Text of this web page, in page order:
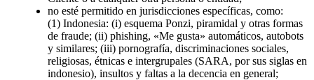
no esté permitido en jurisdicciones específicas, como:
(1) Indonesia: (i) esquema Ponzi, piramidal y otras formas
de fraude; (ii) phishing, «Me gusta» automáticos, autobots
y similares; (iii) pornografía, discriminaciones sociales,
religiosas, étnicas e intergrupales (SARA, por sus siglas en
indonesio), insultos y faltas a la decencia en general;